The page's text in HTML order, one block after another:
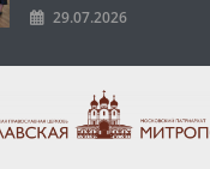
29.07.2026